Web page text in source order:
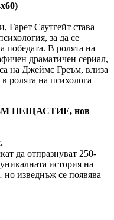
Гарет Саутгейт става
за да се
победата. В ролята на
драматичен сериал,
на Джеймс Греъм, влиза
ролята на психолога
НЕЩАСТИЕ, нов
да отпразнуват 250-
история на
изведнъж се появява